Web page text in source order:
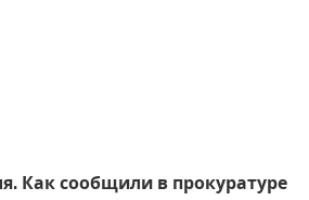
Как сообщили в прокуратуре